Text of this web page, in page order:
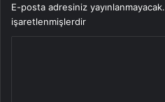
E-posta adresiniz yayınlanmayacak.
işaretlenmişlerdir